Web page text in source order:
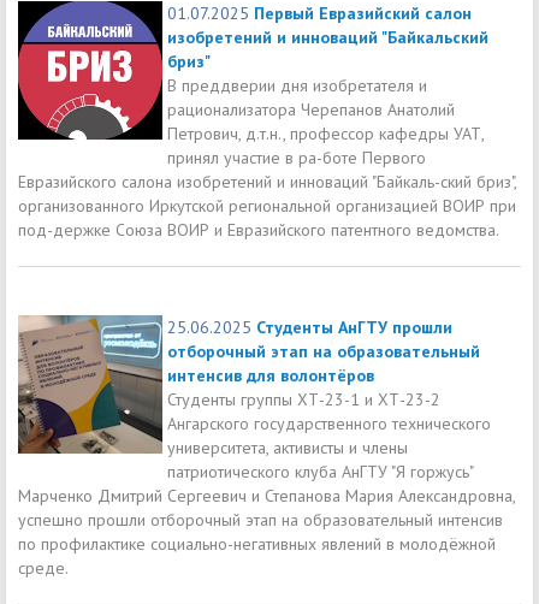
01.07.2025 Первый Евразийский салон
изобретений и инноваций "Байкальский
бриз"
В преддверии дня изобретателя и
рационализатора Черепанов Анатолий
Петрович, д.т.н., профессор кафедры УАТ,
принял участие в ра-боте Первого
Евразийского салона изобретений и инноваций "Байкаль-ский бриз",
организованного Иркутской региональной организацией ВОИР при
под-держке Союза ВОИР и Евразийского патентного ведомства.
25.06.2025 Студенты АнГТУ прошли
отборочный этап на образовательный
интенсив для волонтёров
Студенты группы ХТ-23-1 и ХТ-23-2
Ангарского государственного технического
университета, активисты и члены
патриотического клуба АнГТУ "Я горжусь"
Марченко Дмитрий Сергеевич и Степанова Мария Александровна,
успешно прошли отборочный этап на образовательный интенсив
по профилактике социально-негативных явлений в молодёжной
среде.